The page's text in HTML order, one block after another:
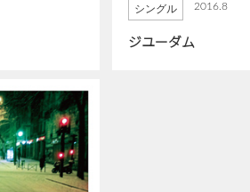
シングル 2016.8
ジユーダム